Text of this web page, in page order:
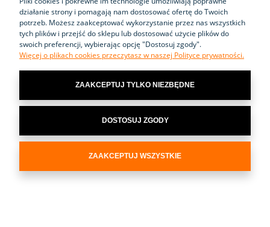
Sklep internetowy Wima-Tools.plzapewnia
nowoczesneelektronarzędzia. Doskonałej jakościnarzędzia elektryczne
zapraszamy do zapoznania się z ofertą.
Wima Sp. j. Józefczyk Szpunarul. Sonina 502, 37-100 Łańcut, woj.
telefon:+48 573 332 999, e-mail:wima@wima-tools.pl
działanie strony i pomagają nam dostosować ofertę do Twoich
potrzeb. Możesz zaakceptować wykorzystanie przez nas wszystkich
tych plików i przejść do sklepu lub dostosować użycie plików do
swoich preferencji, wybierając opcję "Dostosuj zgody".
Więcej o plikach cookies przeczytasz w naszej Polityce prywatności.
ZAAKCEPTUJ TYLKO NIEZBĘDNE
DOSTOSUJ ZGODY
ZAAKCEPTUJ WSZYSTKIE